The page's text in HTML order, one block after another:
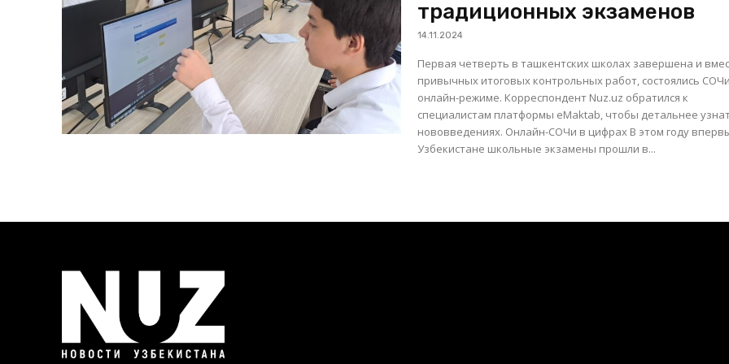
традиционных экзаменов
14.11.2024
Первая четверть в ташкентских школах завершена и
привычных итоговых контрольных работ, состоялись
онлайн-режиме. Корреспондент Nuz.uz обратился к
специалистам платформы eMaktab, чтобы детальнее
нововведениях. Онлайн-СОЧи в цифрах В этом году впервые в
Узбекистане школьные экзамены прошли в...